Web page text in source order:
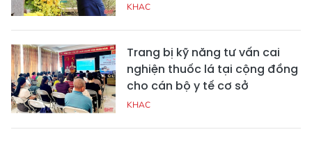
KHAC
Trang bị kỹ năng tư vấn cai
nghiện thuốc lá tại cộng đồng
cho cán bộ y tế cơ sở
KHAC